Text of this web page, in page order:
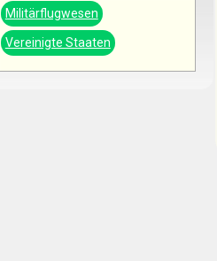
Militärflugwesen
Vereinigte Staaten